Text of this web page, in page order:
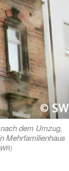
dem Umzug,
Mehrfamilienhaus